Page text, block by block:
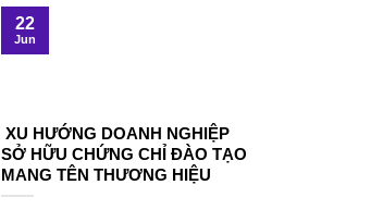
XU HƯỚNG DOANH NGHIỆP
SỞ HỮU CHỨNG CHỈ ĐÀO TẠO
MANG TÊN THƯƠNG HIỆU
22
Jun